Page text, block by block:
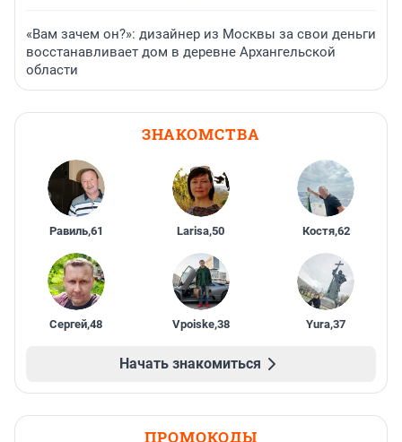
«Вам зачем он?»: дизайнер из Москвы за свои деньги
восстанавливает дом в деревне Архангельской
области
ЗНАКОМСТВА
Равиль,61 Larisa,50 Костя,62
Сергей,48 Vpoiske,38 Yura,37
Начать знакомиться
ПРОМОКОДЫ